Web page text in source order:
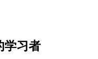
学习者